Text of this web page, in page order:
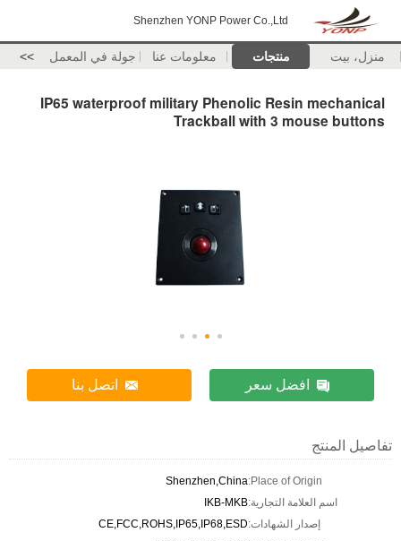
Shenzhen YONP Power Co.,Ltd
منزل، بيت منتجات معلومات عنا جولة في المعمل >>
IP65 waterproof military Phenolic Resin mechanical
Trackball with 3 mouse buttons
افضل سعر اتصل بنا
تفاصيل المنتج
Place of Origin:
Shenzhen,China
اسم العلامة التجارية:IKB-MKB
إصدار الشهادات:CE,FCC,ROHS,IP65,IP68,ESD